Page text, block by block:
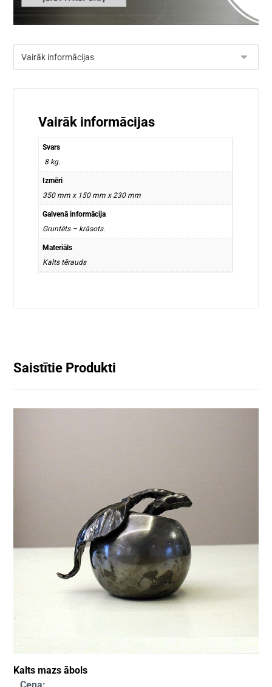
Vairāk informācijas
Svars
8 kg.
Izmēri
350 mm x 150 mm x 230 mm
Galvenā informācija
Gruntēts – krāsots.
Materiāls
Kalts tērauds
Saistītie Produkti
Kalts mazs ābols